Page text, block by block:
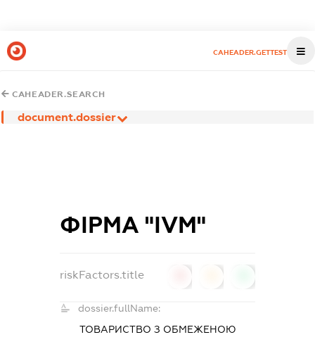
CAHEADER.GETTEST
CAHEADER.SEARCH
document.dossier
ФІРМА "IVM"
riskFactors.title
dossier.fullName:
ТОВАРИСТВО З ОБМЕЖЕНОЮ